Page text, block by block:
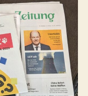
–
15.
April
2023